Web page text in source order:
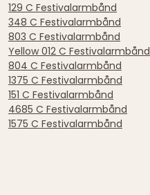
129 C Festivalarmbånd
348 C Festivalarmbånd
803 C Festivalarmbånd
Yellow 012 C Festivalarmbånd
804 C Festivalarmbånd
1375 C Festivalarmbånd
151 C Festivalarmbånd
4685 C Festivalarmbånd
1575 C Festivalarmbånd